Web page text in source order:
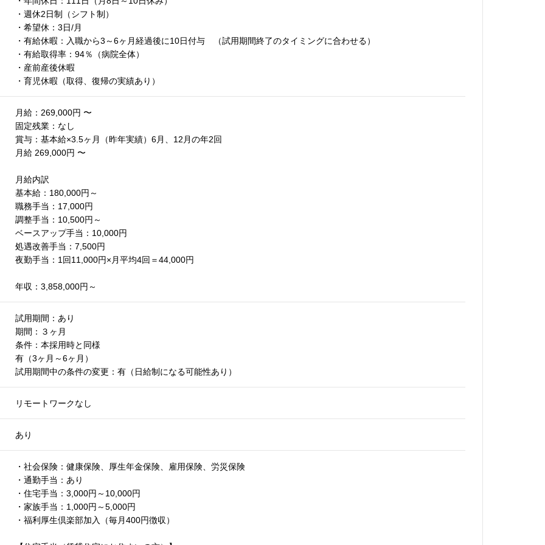
・週休2日制（シフト制）
・希望休：3日/月
・有給休暇：入職から3～6ヶ月経過後に10日付与 （試用期間終了のタイミングに合わせる）
・有給取得率：94％（病院全体）
・産前産後休暇
・育児休暇（取得、復帰の実績あり）
月給：269,000円 〜
固定残業：なし
賞与：基本給×3.5ヶ月（昨年実績）6月、12月の年2回
月給 269,000円 〜
月給内訳
基本給：180,000円～
職務手当：17,000円
調整手当：10,500円～
ベースアップ手当：10,000円
処遇改善手当：7,500円
夜勤手当：1回11,000円×月平均4回＝44,000円
年収：3,858,000円～
試用期間：あり
期間：３ヶ月
条件：本採用時と同様
有（3ヶ月～6ヶ月）
試用期間中の条件の変更：有（日給制になる可能性あり）
リモートワークなし
あり
・社会保険：健康保険、厚生年金保険、雇用保険、労災保険
・通勤手当：あり
・住宅手当：3,000円～10,000円
・家族手当：1,000円～5,000円
・福利厚生倶楽部加入（毎月400円徴収）